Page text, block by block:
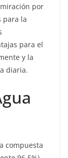
por
para la
para el
y la
diaria.
compuesta